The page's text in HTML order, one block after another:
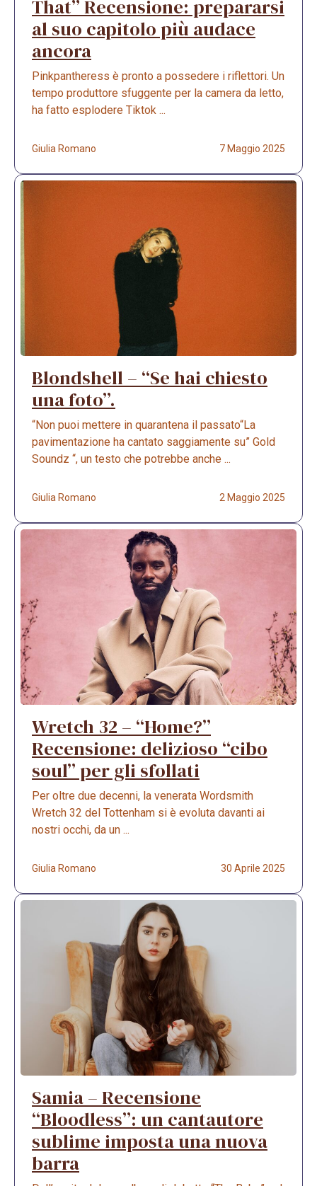
That” Recensione: prepararsi
al suo capitolo più audace
ancora
Pinkpantheress è pronto a possedere i riflettori. Un
tempo produttore sfuggente per la camera da letto,
ha fatto esplodere Tiktok ...
Giulia Romano 7 Maggio 2025
Blondshell – “Se hai chiesto
una foto”.
“Non puoi mettere in quarantena il passato“La
pavimentazione ha cantato saggiamente su” Gold
Soundz “, un testo che potrebbe anche ...
Giulia Romano 2 Maggio 2025
Wretch 32 – “Home?”
Recensione: delizioso “cibo
soul” per gli sfollati
Per oltre due decenni, la venerata Wordsmith
Wretch 32 del Tottenham si è evoluta davanti ai
nostri occhi, da un ...
Giulia Romano 30 Aprile 2025
Samia – Recensione
“Bloodless”: un cantautore
sublime imposta una nuova
barra